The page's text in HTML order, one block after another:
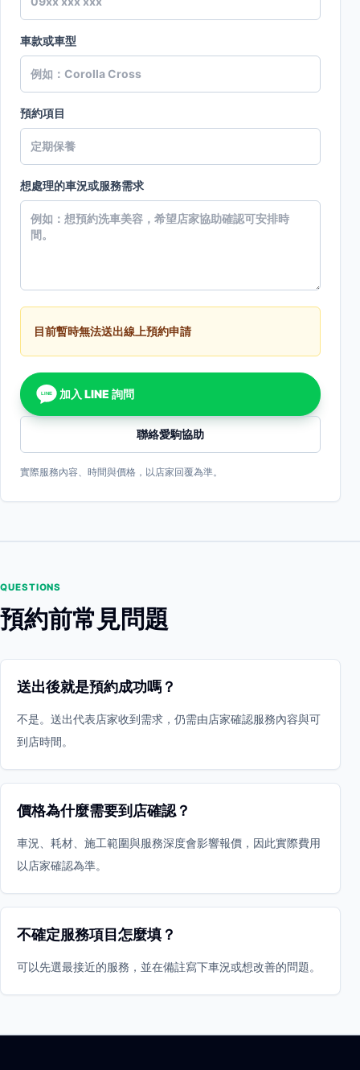
車款或車型
預約項目
想處理的車況或服務需求
目前暫時無法送出線上預約申請
LINE 加入 LINE 詢問
聯絡愛駒協助
實際服務內容、時間與價格，以店家回覆為準。
QUESTIONS
預約前常見問題
送出後就是預約成功嗎？
不是。送出代表店家收到需求，仍需由店家確認服務內容與可
到店時間。
價格為什麼需要到店確認？
車況、耗材、施工範圍與服務深度會影響報價，因此實際費用
以店家確認為準。
不確定服務項目怎麼填？
可以先選最接近的服務，並在備註寫下車況或想改善的問題。